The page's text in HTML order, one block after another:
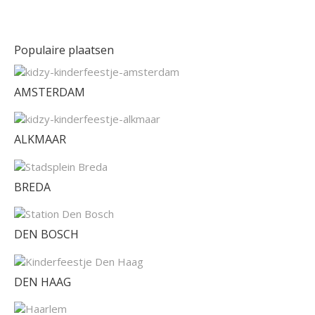
Populaire plaatsen
AMSTERDAM
ALKMAAR
BREDA
DEN BOSCH
DEN HAAG